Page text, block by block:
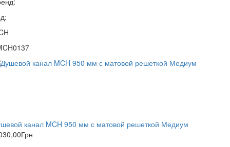
канал MCH 950 мм с матовой решеткой Медиум
Грн